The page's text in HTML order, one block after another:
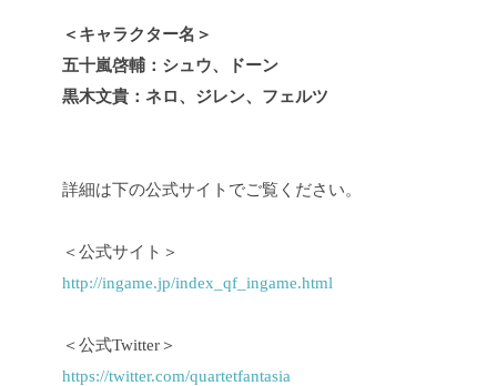
＜キャラクター名＞
五十嵐啓輔：シュウ、ドーン
黒木文貴：ネロ、ジレン、フェルツ
詳細は下の公式サイトでご覧ください。
＜公式サイト＞
http://ingame.jp/index_qf_ingame.html
＜公式Twitter＞
https://twitter.com/quartetfantasia